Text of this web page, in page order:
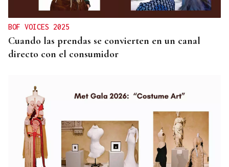
BOF VOICES 2025
Cuando las prendas se convierten en un canal
directo con el consumidor